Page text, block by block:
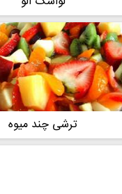
ترشی چند میوه